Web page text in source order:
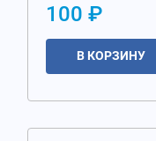
100 ₽
В КОРЗИНУ